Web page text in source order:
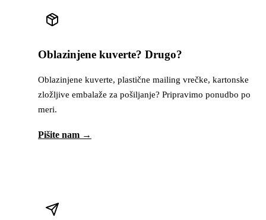
Oblazinjene kuverte? Drugo?
Oblazinjene kuverte, plastične mailing vrečke, kartonske
zložljive embalaže za pošiljanje? Pripravimo ponudbo po
meri.
Pišite nam →